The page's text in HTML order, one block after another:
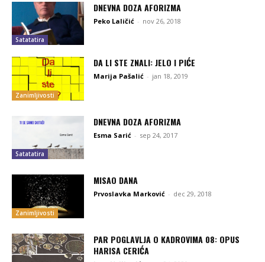
Satatatira
DNEVNA DOZA AFORIZMA
Peko Laličić - nov 26, 2018
Zanimljivosti
DA LI STE ZNALI: JELO I PIĆE
Marija Pašalić - jan 18, 2019
Satatatira
DNEVNA DOZA AFORIZMA
Esma Sarić - sep 24, 2017
Zanimljivosti
MISAO DANA
Prvoslavka Marković - dec 29, 2018
PAR POGLAVLJA O KADROVIMA 08: OPUS
HARISA CERIĆA